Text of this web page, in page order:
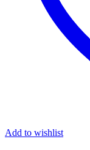
Add to wishlist